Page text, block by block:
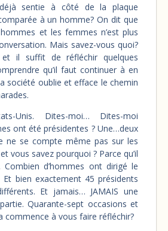
sentie à côté de la plaque
à un homme? On dit que
et les femmes n’est plus
Mais savez-vous quoi?
et il suffit de réfléchir quelques
qu’il faut continuer à en
société oublie et efface le chemin
Unis. Dites-moi… Dites-moi
ont été présidentes ? Une…deux
ne se compte même pas sur les
vous savez pourquoi ? Parce qu’il
Combien d’hommes ont dirigé le
bien exactement 45 présidents
Et jamais… JAMAIS une
Quarante-sept occasions et
commence à vous faire réfléchir?